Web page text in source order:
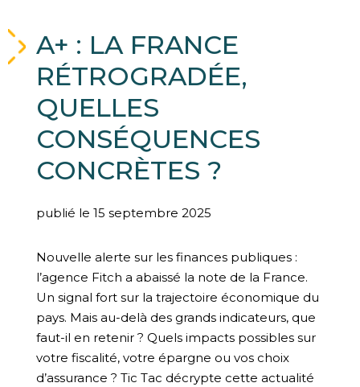
A+ : LA FRANCE
RÉTROGRADÉE,
QUELLES
CONSÉQUENCES
CONCRÈTES ?
publié le 15 septembre 2025
Nouvelle alerte sur les finances publiques :
l’agence Fitch a abaissé la note de la France.
Un signal fort sur la trajectoire économique du
pays. Mais au-delà des grands indicateurs, que
faut-il en retenir ? Quels impacts possibles sur
votre fiscalité, votre épargne ou vos choix
d’assurance ? Tic Tac décrypte cette actualité